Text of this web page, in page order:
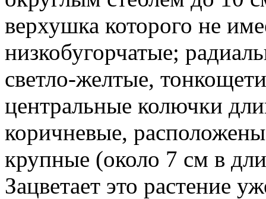
верхушка которого не
низкобугорчатые;
светло-желтые,
центральные колючки
коричневые,
крупные (около 7 см в
Зацветает это растение